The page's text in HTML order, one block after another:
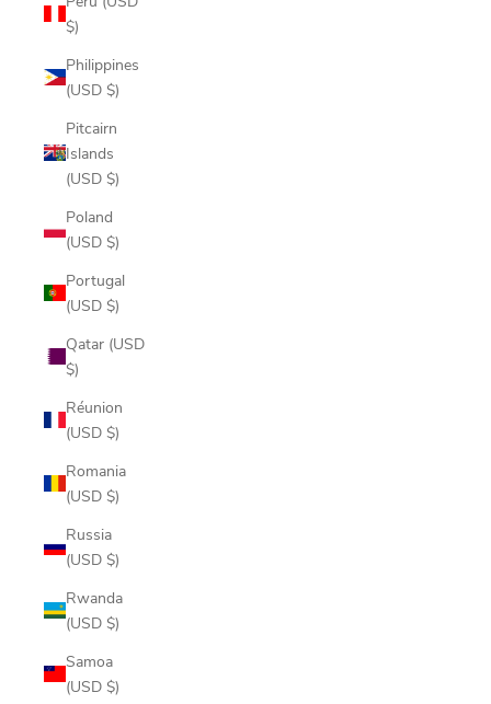
$)
Philippines
(USD $)
Pitcairn
Islands
(USD $)
Poland
(USD $)
Portugal
(USD $)
Qatar (USD
$)
Réunion
(USD $)
Romania
(USD $)
Russia
(USD $)
Rwanda
(USD $)
Samoa
(USD $)